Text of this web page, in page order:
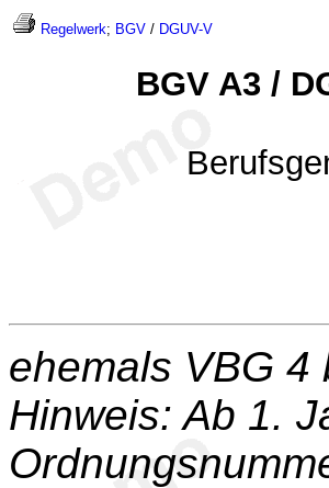
Regelwerk; BGV / DGUV-V
BGV A3 /
ehemals VBG 4
Hinweis: Ab 1.